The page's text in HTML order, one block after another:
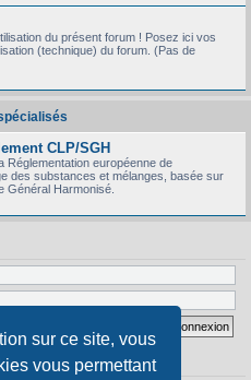
sur ce site, vous
vous permettant
du présent forum ! Posez ici vos
(technique) du forum. (Pas de
CLP/SGH
Réglementation européenne de
des substances et mélanges, basée sur
Général Harmonisé.